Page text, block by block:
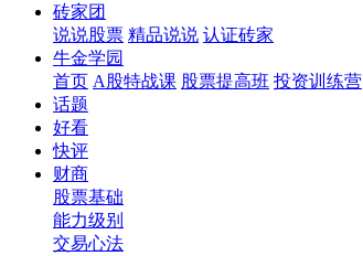
砖家团
说说股票 精品说说 认证砖家
牛金学园
首页 A股特战课 股票提高班 投资训练营
话题
好看
快评
财商
股票基础
能力级别
交易心法